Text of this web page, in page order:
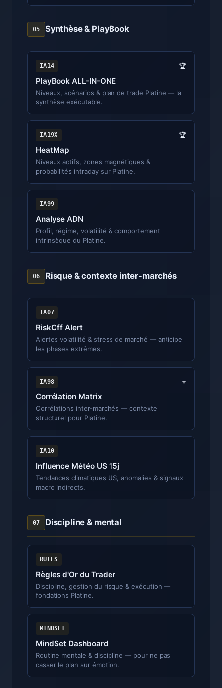
05 Synthèse & PlayBook
IA14 🏆
PlayBook ALL-IN-ONE
Niveaux, scénarios & plan de trade Platine — la
synthèse exécutable.
IA19X 🏆
HeatMap
Niveaux actifs, zones magnétiques &
probabilités intraday sur Platine.
IA99
Analyse ADN
Profil, régime, volatilité & comportement
intrinsèque du Platine.
06 Risque & contexte inter-marchés
IA07
RiskOff Alert
Alertes volatilité & stress de marché — anticipe
les phases extrêmes.
IA98 ⭐
Corrélation Matrix
Corrélations inter-marchés — contexte
structurel pour Platine.
IA10
Influence Météo US 15j
Tendances climatiques US, anomalies & signaux
macro indirects.
07 Discipline & mental
RULES
Règles d'Or du Trader
Discipline, gestion du risque & exécution —
fondations Platine.
MINDSET
MindSet Dashboard
Routine mentale & discipline — pour ne pas
casser le plan sur émotion.